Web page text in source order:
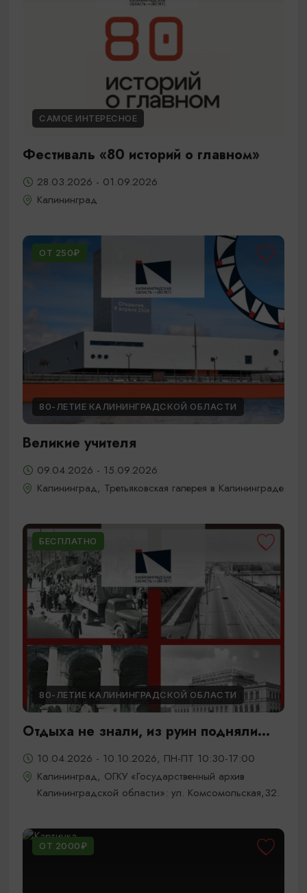
САМОЕ ИНТЕРЕСНОЕ
Фестиваль «80 историй о главном»
28.03.2026 - 01.09.2026
Калининград
ОТ 250₽
80-ЛЕТИЕ КАЛИНИНГРАДСКОЙ ОБЛАСТИ
Великие учителя
09.04.2026 - 15.09.2026
Калининград, Третьяковская галерея в Калининграде
БЕСПЛАТНО
80-ЛЕТИЕ КАЛИНИНГРАДСКОЙ ОБЛАСТИ
Отдыха не знали, из руин подняли...
10.04.2026 - 10.10.2026, ПН-ПТ 10:30-17:00
Калининград, ОГКУ «Государственный архив
Калининградской области»: ул. Комсомольская,32.
ОТ 2000₽